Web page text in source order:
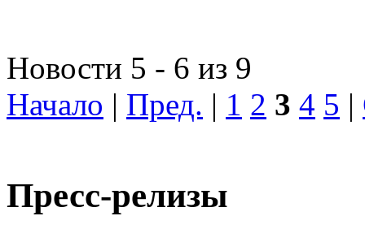
Новости 5 - 6 из 9
Начало | Пред. | 1 2 3 4 5 |
Пресс-релизы